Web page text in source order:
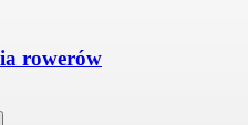
rowerów